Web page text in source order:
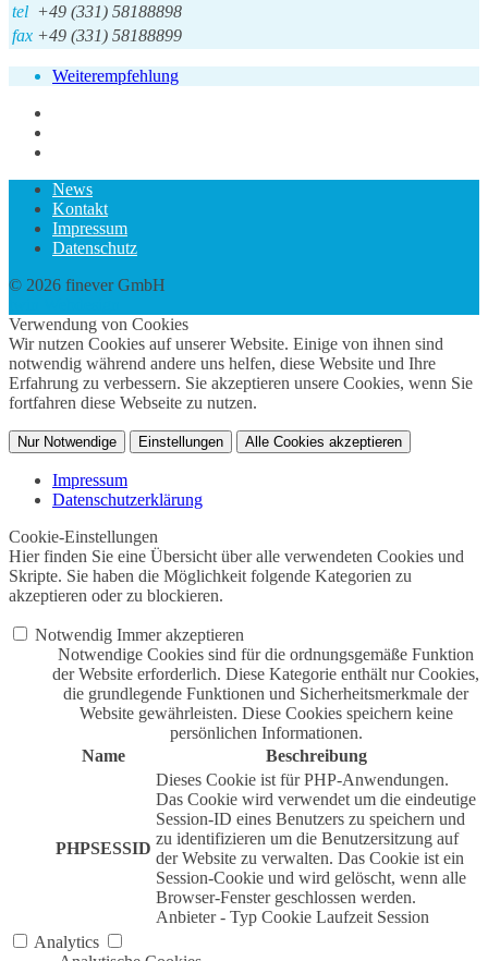
tel +49 (331) 58188898
fax +49 (331) 58188899
Weiterempfehlung
News
Kontakt
Impressum
Datenschutz
© 2026 finever GmbH
Verwendung von Cookies
Wir nutzen Cookies auf unserer Website. Einige von ihnen sind
notwendig während andere uns helfen, diese Website und Ihre
Erfahrung zu verbessern. Sie akzeptieren unsere Cookies, wenn Sie
fortfahren diese Webseite zu nutzen.
Nur Notwendige Einstellungen Alle Cookies akzeptieren
Impressum
Datenschutzerklärung
Cookie-Einstellungen
Hier finden Sie eine Übersicht über alle verwendeten Cookies und
Skripte. Sie haben die Möglichkeit folgende Kategorien zu
akzeptieren oder zu blockieren.
Notwendig Immer akzeptieren
Notwendige Cookies sind für die ordnungsgemäße Funktion
der Website erforderlich. Diese Kategorie enthält nur Cookies,
die grundlegende Funktionen und Sicherheitsmerkmale der
Website gewährleisten. Diese Cookies speichern keine
persönlichen Informationen.
Name
Beschreibung
PHPSESSID
Dieses Cookie ist für PHP-Anwendungen.
Das Cookie wird verwendet um die eindeutige
Session-ID eines Benutzers zu speichern und
zu identifizieren um die Benutzersitzung auf
der Website zu verwalten. Das Cookie ist ein
Session-Cookie und wird gelöscht, wenn alle
Browser-Fenster geschlossen werden.
Anbieter - Typ Cookie Laufzeit Session
Analytics